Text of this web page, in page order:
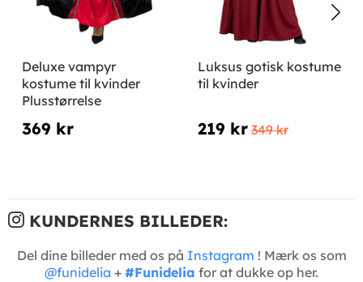
Deluxe vampyr
kostume til kvinder
Plusstørrelse
369 kr
Luksus gotisk kostume
til kvinder
219 kr 349 kr
KUNDERNES BILLEDER:
Del dine billeder med os på Instagram ! Mærk os som
@funidelia + #Funidelia for at dukke op her.